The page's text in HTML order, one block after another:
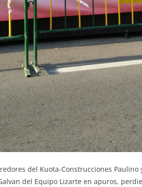
del Kuota-Construcciones
del Equipo Lizarte en apuros,